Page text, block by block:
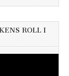
ROLL I